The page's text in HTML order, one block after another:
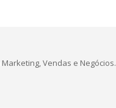
Vendas e Negócios.